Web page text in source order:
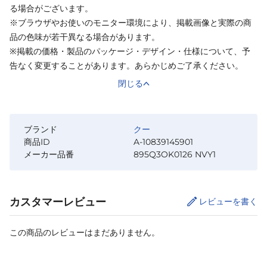
る場合がございます。
※ブラウザやお使いのモニター環境により、掲載画像と実際の商
品の色味が若干異なる場合があります。
※掲載の価格・製品のパッケージ・デザイン・仕様について、予
告なく変更することがあります。あらかじめご了承ください。
閉じる
ブランド
クー
商品ID
A-10839145901
メーカー品番
895Q3OK0126 NVY1
カスタマーレビュー レビューを書く
この商品のレビューはまだありません。